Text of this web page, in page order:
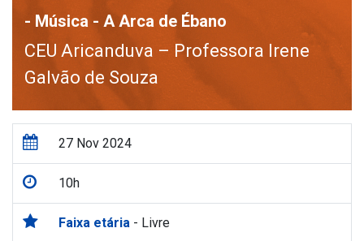
- Música - A Arca de Ébano
CEU Aricanduva – Professora Irene
Galvão de Souza
27 Nov 2024
10h
Faixa etária - Livre